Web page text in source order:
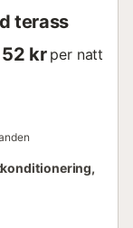
terass
kr per natt